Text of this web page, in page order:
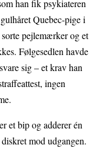
han fik psykiateren
Quebec-pige i
pejlemærker og et
Følgesedlen havde
sig – et krav han
ingen
et bip og adderer én
mod udgangen.